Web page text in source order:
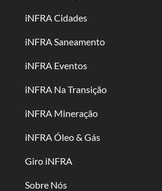
iNFRA Cidades
iNFRA Saneamento
iNFRA Eventos
iNFRA Na Transição
iNFRA Mineração
iNFRA Óleo & Gás
Giro iNFRA
Sobre Nós